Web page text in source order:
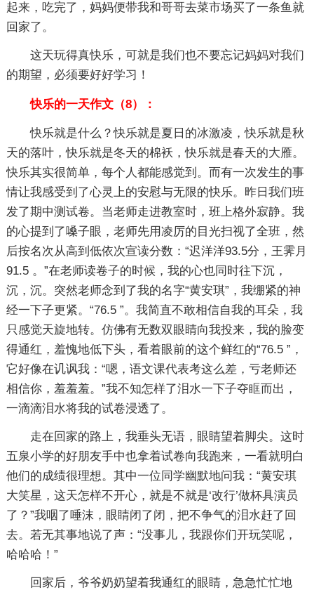
起来，吃完了，妈妈便带我和哥哥去菜市场买了一条鱼就
回家了。
这天玩得真快乐，可就是我们也不要忘记妈妈对我们
的期望，必须要好好学习！
快乐的一天作文（8）：
快乐就是什么？快乐就是夏日的冰激凌，快乐就是秋
天的落叶，快乐就是冬天的棉袄，快乐就是春天的大雁。
快乐其实很简单，每个人都能感觉到。而有一次发生的事
情让我感受到了心灵上的安慰与无限的快乐。昨日我们班
发了期中测试卷。当老师走进教室时，班上格外寂静。我
的心提到了嗓子眼，老师先用凌厉的目光扫视了全班，然
后按名次从高到低依次宣读分数：“迟洋洋93.5分，王霁月
91.5 。”在老师读卷子的时候，我的心也同时往下沉，
沉，沉。突然老师念到了我的名字“黄安琪”，我绷紧的神
经一下子更紧。“76.5 ”。我简直不敢相信自我的耳朵，我
只感觉天旋地转。仿佛有无数双眼睛向我投来，我的脸变
得通红，羞愧地低下头，看着眼前的这个鲜红的“76.5 ”，
它好像在讥讽我：“嗯，语文课代表考这么差，亏老师还
相信你，羞羞羞。”我不知怎样了泪水一下子夺眶而出，
一滴滴泪水将我的试卷浸透了。
走在回家的路上，我垂头无语，眼睛望着脚尖。这时
五泉小学的好朋友手中也拿着试卷向我跑来，一看就明白
他们的成绩很理想。其中一位同学幽默地问我：“黄安琪
大笑星，这天怎样不开心，就是不就是‘改行’做杯具演员
了？”我咽了唾沫，眼睛闭了闭，把不争气的泪水赶了回
去。若无其事地说了声：“没事儿，我跟你们开玩笑呢，
哈哈哈！”
回家后，爷爷奶奶望着我通红的眼睛，急急忙忙地